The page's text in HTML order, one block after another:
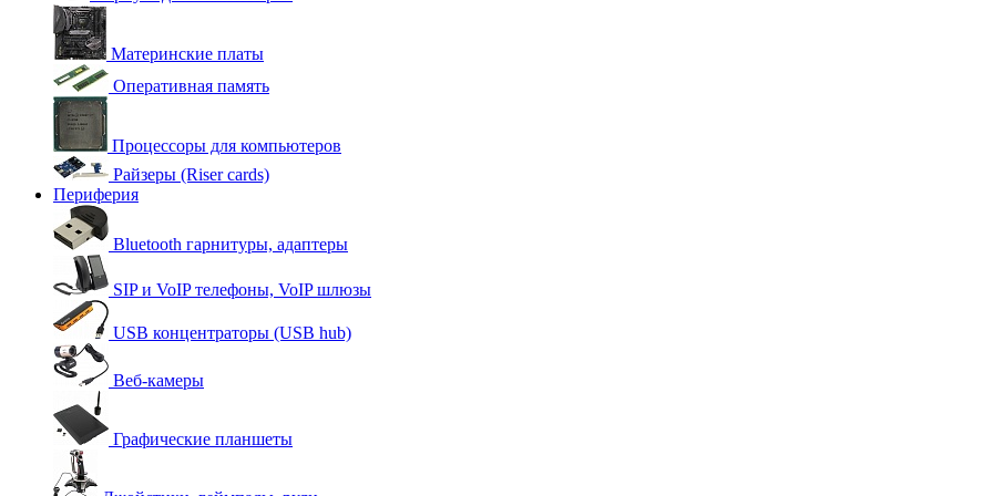
Материнские платы
Оперативная память
Процессоры для компьютеров
Райзеры (Riser cards)
Периферия
Bluetooth гарнитуры, адаптеры
SIP и VoIP телефоны, VoIP шлюзы
USB концентраторы (USB hub)
Веб-камеры
Графические планшеты